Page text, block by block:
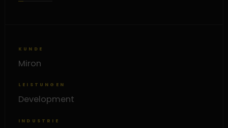
KUNDE
Miron
LEISTUNGEN
Development
INDUSTRIE